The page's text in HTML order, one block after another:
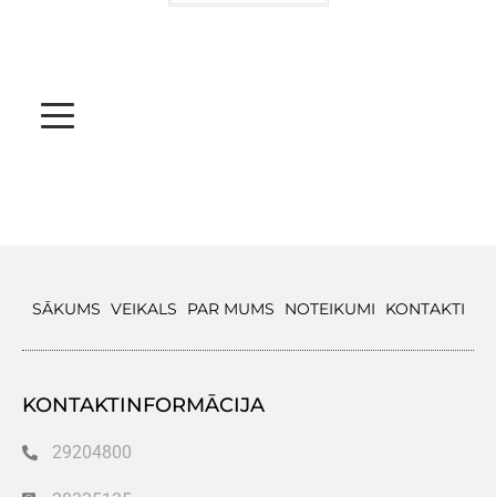
SĀKUMS VEIKALS PAR MUMS NOTEIKUMI KONTAKTI
KONTAKTINFORMĀCIJA
29204800